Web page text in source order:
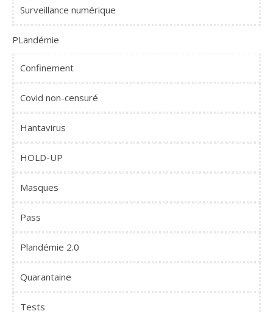
Surveillance numérique
PLandémie
Confinement
Covid non-censuré
Hantavirus
HOLD-UP
Masques
Pass
Plandémie 2.0
Quarantaine
Tests